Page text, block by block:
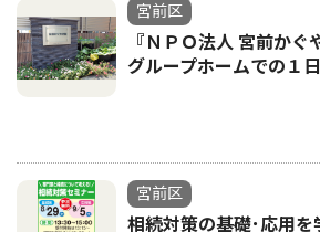
宮前区
『ＮＰＯ法人 宮前か
グループホームでの１日
宮前区
相続対策の基礎･応用